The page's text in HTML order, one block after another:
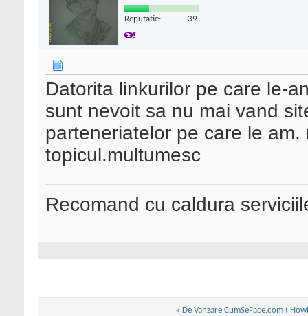
Reputatie: 39
Datorita linkurilor pe care le-
sunt nevoit sa nu mai vand
parteneriatelor pe care le
topicul.multumesc
Recomand cu caldura
« De Vanzare CumSeFace.com (